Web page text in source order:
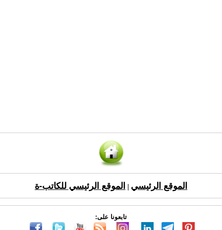
الموقع الرئيسي الموقع الرئيسي للكاتب-ة
تابعونا على: